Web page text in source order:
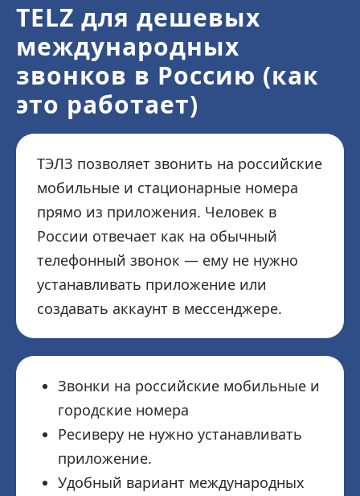
TELZ для дешевых
международных
звонков в Россию (как
это работает)
ТЭЛЗ позволяет звонить на российские
мобильные и стационарные номера
прямо из приложения. Человек в
России отвечает как на обычный
телефонный звонок — ему не нужно
устанавливать приложение или
создавать аккаунт в мессенджере.
Звонки на российские мобильные и
городские номера
Ресиверу не нужно устанавливать
приложение.
Удобный вариант международных